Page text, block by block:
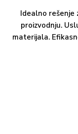
Idealno rešenje
proizvodnju.
materijala.